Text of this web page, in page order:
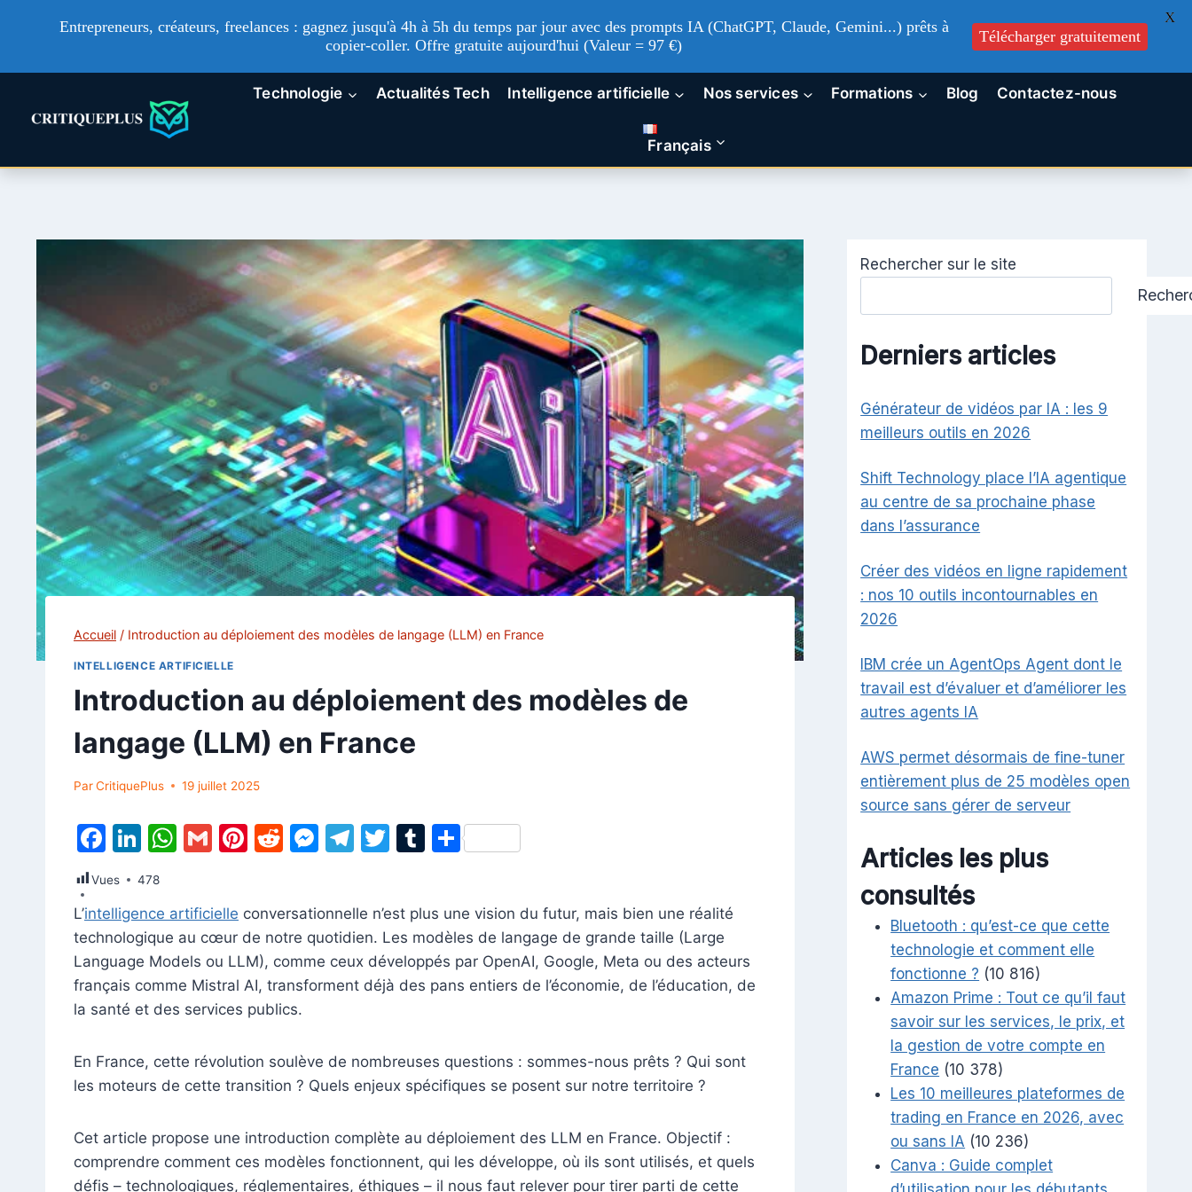
Technologie Actualités Tech Intelligence artificielle Nos services Formations Blog Contactez-nous
Français
Accueil / Introduction au déploiement des modèles de langage (LLM) en France
INTELLIGENCE ARTIFICIELLE
Introduction au déploiement des modèles de
langage (LLM) en France
ParCritiquePlus 19 juillet 2025
F
c
e
b
o
o
Li
n
k
e
dI
n
W
s
A
p
p
G
l
Pi
e
st
R
di
t
M
s
e
n
T
gr
a
m
T
er
T
bl
r
P
g
er
Vues 478
L’intelligence artificielle conversationnelle n’est plus une vision du futur, mais bien une réalité
technologique au cœur de notre quotidien. Les modèles de langage de grande taille (Large
Language Models ou LLM), comme ceux développés par OpenAI, Google, Meta ou des acteurs
français comme Mistral AI, transforment déjà des pans entiers de l’économie, de l’éducation, de
la santé et des services publics.
En France, cette révolution soulève de nombreuses questions : sommes-nous prêts ? Qui sont
les moteurs de cette transition ? Quels enjeux spécifiques se posent sur notre territoire ?
Cet article propose une introduction complète au déploiement des LLM en France. Objectif :
comprendre comment ces modèles fonctionnent, qui les développe, où ils sont utilisés, et quels
défis – technologiques, réglementaires, éthiques – il nous faut relever pour tirer parti de cette
Rechercher sur le site
Derniers articles
Générateur de vidéos par IA : les 9
meilleurs outils en 2026
Shift Technology place l’IA agentique
au centre de sa prochaine phase
dans l’assurance
Créer des vidéos en ligne rapidement
: nos 10 outils incontournables en
2026
IBM crée un AgentOps Agent dont le
travail est d’évaluer et d’améliorer les
autres agents IA
AWS permet désormais de fine-tuner
entièrement plus de 25 modèles open
source sans gérer de serveur
Articles les plus
consultés
Bluetooth : qu’est-ce que cette
technologie et comment elle
fonctionne ? (10 816)
Amazon Prime : Tout ce qu’il faut
savoir sur les services, le prix, et
la gestion de votre compte en
France (10 378)
Les 10 meilleures plateformes de
trading en France en 2026, avec
ou sans IA (10 236)
Canva : Guide complet
Entrepreneurs, créateurs, freelances : gagnez jusqu'à 4h à 5h du temps par jour avec des prompts IA (ChatGPT, Claude, Gemini...) prêts à
copier-coller. Offre gratuite aujourd'hui (Valeur = 97 €)
Télécharger gratuitement
X